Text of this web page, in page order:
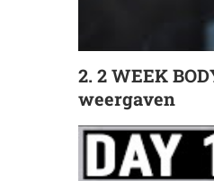
2. 2 WEEK
weergaven